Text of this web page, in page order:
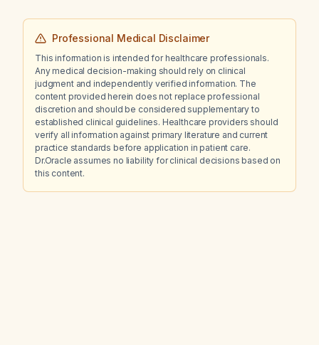
Professional Medical Disclaimer
This information is intended for healthcare professionals.
Any medical decision-making should rely on clinical
judgment and independently verified information. The
content provided herein does not replace professional
discretion and should be considered supplementary to
established clinical guidelines. Healthcare providers should
verify all information against primary literature and current
practice standards before application in patient care.
Dr.Oracle assumes no liability for clinical decisions based on
this content.